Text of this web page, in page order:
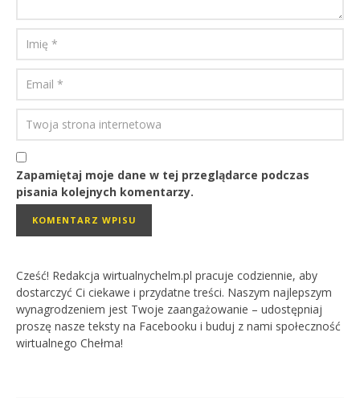
Zapamiętaj moje dane w tej przeglądarce podczas
pisania kolejnych komentarzy.
Cześć! Redakcja wirtualnychelm.pl pracuje codziennie, aby
dostarczyć Ci ciekawe i przydatne treści. Naszym najlepszym
wynagrodzeniem jest Twoje zaangażowanie – udostępniaj
proszę nasze teksty na Facebooku i buduj z nami społeczność
wirtualnego Chełma!